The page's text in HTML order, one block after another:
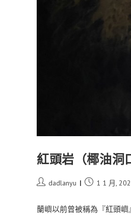
紅頭岩（椰油洞
dadlanyu 1 1 月,
蘭嶼以前曾被稱為『紅頭